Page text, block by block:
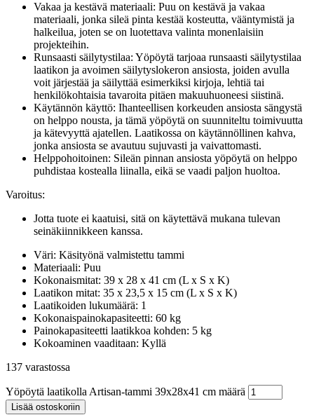
Vakaa ja kestävä materiaali: Puu on kestävä ja vakaa
materiaali, jonka sileä pinta kestää kosteutta, vääntymistä ja
halkeilua, joten se on luotettava valinta monenlaisiin
projekteihin.
Runsaasti säilytystilaa: Yöpöytä tarjoaa runsaasti säilytystilaa
laatikon ja avoimen säilytyslokeron ansiosta, joiden avulla
voit järjestää ja säilyttää esimerkiksi kirjoja, lehtiä tai
henkilökohtaisia tavaroita pitäen makuuhuoneesi siistinä.
Käytännön käyttö: Ihanteellisen korkeuden ansiosta sängystä
on helppo nousta, ja tämä yöpöytä on suunniteltu toimivuutta
ja kätevyyttä ajatellen. Laatikossa on käytännöllinen kahva,
jonka ansiosta se avautuu sujuvasti ja vaivattomasti.
Helppohoitoinen: Sileän pinnan ansiosta yöpöytä on helppo
puhdistaa kostealla liinalla, eikä se vaadi paljon huoltoa.
Varoitus:
Jotta tuote ei kaatuisi, sitä on käytettävä mukana tulevan
seinäkiinnikkeen kanssa.
Väri: Käsityönä valmistettu tammi
Materiaali: Puu
Kokonaismitat: 39 x 28 x 41 cm (L x S x K)
Laatikon mitat: 35 x 23,5 x 15 cm (L x S x K)
Laatikoiden lukumäärä: 1
Kokonaispainokapasiteetti: 60 kg
Painokapasiteetti laatikkoa kohden: 5 kg
Kokoaminen vaaditaan: Kyllä
137 varastossa
Yöpöytä laatikolla Artisan-tammi 39x28x41 cm määrä
Lisää ostoskoriin